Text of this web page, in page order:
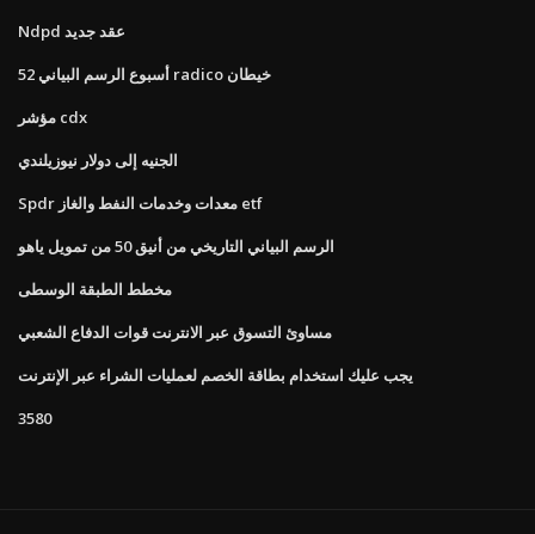
Ndpd عقد جديد
52 أسبوع الرسم البياني radico خيطان
مؤشر cdx
الجنيه إلى دولار نيوزيلندي
Spdr معدات وخدمات النفط والغاز etf
الرسم البياني التاريخي من أنيق 50 من تمويل ياهو
مخطط الطبقة الوسطى
مساوئ التسوق عبر الانترنت قوات الدفاع الشعبي
يجب عليك استخدام بطاقة الخصم لعمليات الشراء عبر الإنترنت
3580